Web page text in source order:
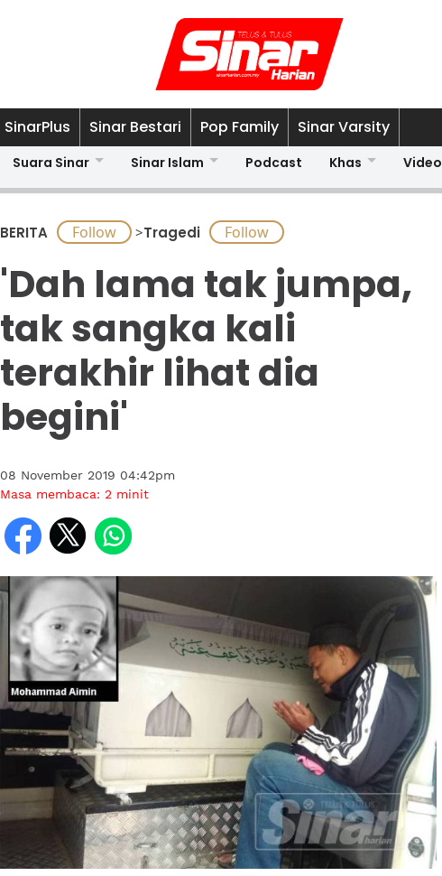
SinarPlus Sinar Bestari Pop Family Sinar Varsity
Suara Sinar Sinar Islam Podcast Khas Video
BERITA >Tragedi
'Dah lama tak jumpa,
tak sangka kali
terakhir lihat dia
begini'
08 November 2019 04:42pm
Masa membaca: 2 minit